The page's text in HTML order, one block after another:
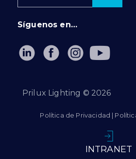
Síguenos en…
Prilux Lighting © 2026
Política de Privacidad |
INTRANET